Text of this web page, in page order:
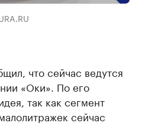
что сейчас ведутся
«Оки». По его
так как сегмент
сейчас